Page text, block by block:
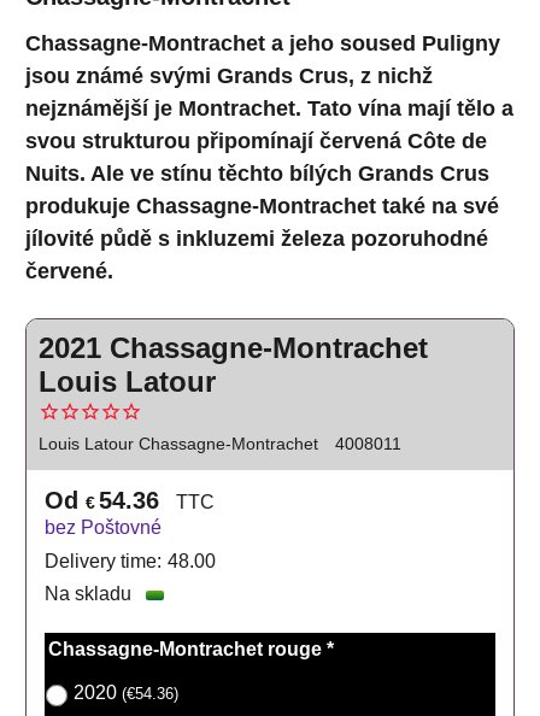
Chassagne-Montrachet a jeho soused Puligny
jsou známé svými Grands Crus, z nichž
nejznámější je Montrachet. Tato vína mají tělo a
svou strukturou připomínají červená Côte de
Nuits. Ale ve stínu těchto bílých Grands Crus
produkuje Chassagne-Montrachet také na své
jílovité půdě s inkluzemi železa pozoruhodné
červené.
2021 Chassagne-Montrachet
Louis Latour
Louis Latour Chassagne-Montrachet 4008011
Od €54.36
TTC
bez Poštovné
Delivery time: 48.00
Na skladu
Chassagne-Montrachet rouge *
2020 (€54.36)